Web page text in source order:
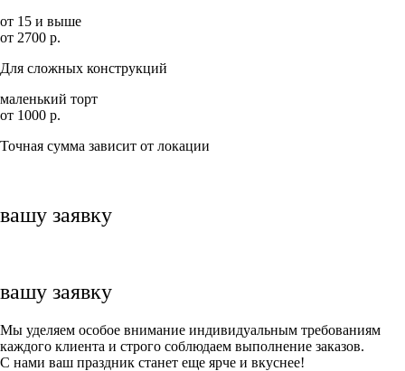
от 15 и выше
от 2700 р.
Для сложных конструкций
маленький торт
от 1000 р.
Точная сумма зависит от локации
вашу заявку
вашу заявку
Мы уделяем особое внимание индивидуальным требованиям
каждого клиента и строго соблюдаем выполнение заказов.
С нами ваш праздник станет еще ярче и вкуснее!